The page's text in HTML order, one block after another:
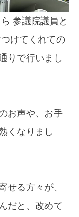
参議院議員と
けてくれての
りで行いまし
お声や、お手
くなりまし
せる方々が、
だと、改めて